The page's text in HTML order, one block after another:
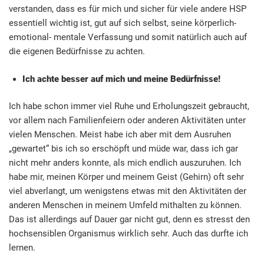
verstanden, dass es für mich und sicher für viele andere HSP
essentiell wichtig ist, gut auf sich selbst, seine körperlich-
emotional- mentale Verfassung und somit natürlich auch auf
die eigenen Bedürfnisse zu achten.
Ich achte besser auf mich und meine Bedürfnisse!
Ich habe schon immer viel Ruhe und Erholungszeit gebraucht,
vor allem nach Familienfeiern oder anderen Aktivitäten unter
vielen Menschen. Meist habe ich aber mit dem Ausruhen
„gewartet“ bis ich so erschöpft und müde war, dass ich gar
nicht mehr anders konnte, als mich endlich auszuruhen. Ich
habe mir, meinen Körper und meinem Geist (Gehirn) oft sehr
viel abverlangt, um wenigstens etwas mit den Aktivitäten der
anderen Menschen in meinem Umfeld mithalten zu können.
Das ist allerdings auf Dauer gar nicht gut, denn es stresst den
hochsensiblen Organismus wirklich sehr. Auch das durfte ich
lernen.